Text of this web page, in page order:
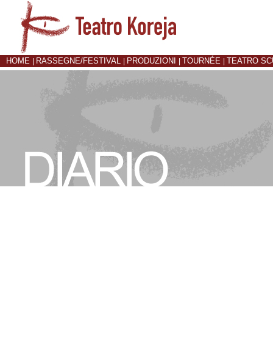
HOME RASSEGNE/FESTIVAL PRODUZIONI TOURNÉE TEATRO